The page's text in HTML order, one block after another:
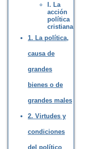
I. La
acción
política
cristiana
1. La política,
causa de
grandes
bienes o de
grandes males
2. Virtudes y
condiciones
del político